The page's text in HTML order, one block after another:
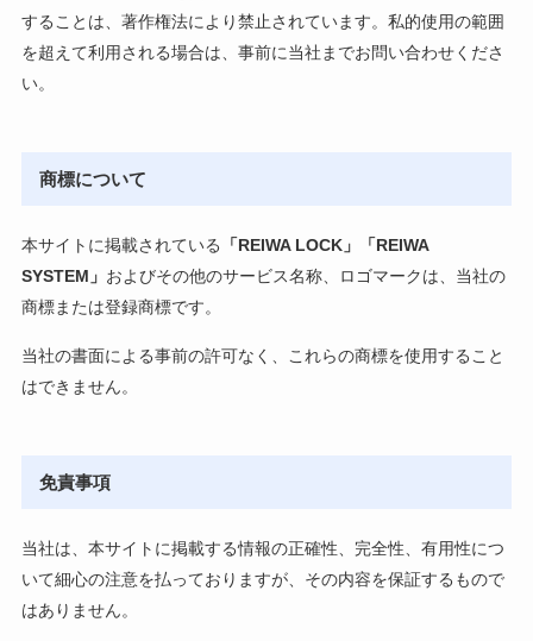
することは、著作権法により禁止されています。私的使用の範囲
を超えて利用される場合は、事前に当社までお問い合わせくださ
い。
商標について
本サイトに掲載されている
「REIWA LOCK」「REIWA
SYSTEM」 およびその他のサービス名称、ロゴマークは、当社の
商標または登録商標です。
当社の書面による事前の許可なく、これらの商標を使用すること
はできません。
免責事項
当社は、本サイトに掲載する情報の正確性、完全性、有用性につ
いて細心の注意を払っておりますが、その内容を保証するもので
はありません。